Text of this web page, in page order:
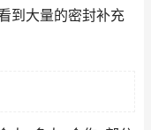
到大量的密封补充